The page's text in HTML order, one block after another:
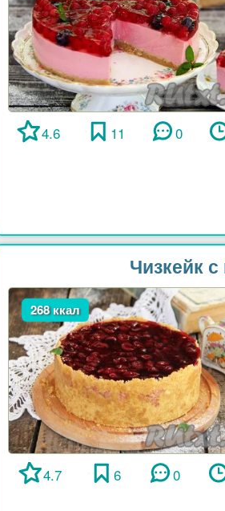
4.6 11 0
Чизкейк
268 ккал
4.7 6 0